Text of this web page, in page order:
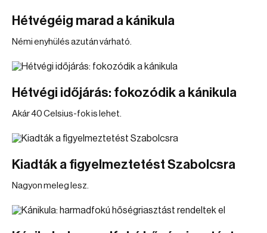
Hétvégéig marad a kánikula
Némi enyhülés azután várható.
Hétvégi időjárás: fokozódik a kánikula
Akár 40 Celsius-fok is lehet.
Kiadták a figyelmeztetést Szabolcsra
Nagyon meleg lesz.